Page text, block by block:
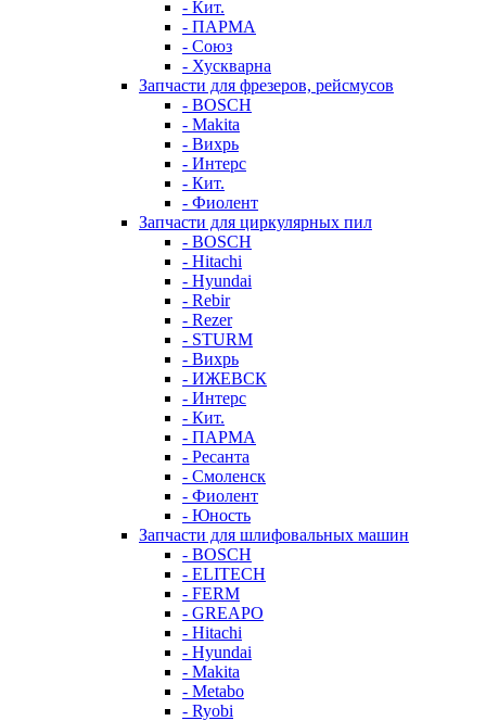
- Кит.
- ПАРМА
- Союз
- Хускварна
Запчасти для фрезеров, рейсмусов
- BOSCH
- Makita
- Вихрь
- Интерс
- Кит.
- Фиолент
Запчасти для циркулярных пил
- BOSCH
- Hitachi
- Hyundai
- Rebir
- Rezer
- STURM
- Вихрь
- ИЖЕВСК
- Интерс
- Кит.
- ПАРМА
- Ресанта
- Смоленск
- Фиолент
- Юность
Запчасти для шлифовальных машин
- BOSCH
- ELITECH
- FERM
- GREAPO
- Hitachi
- Hyundai
- Makita
- Metabo
- Ryobi